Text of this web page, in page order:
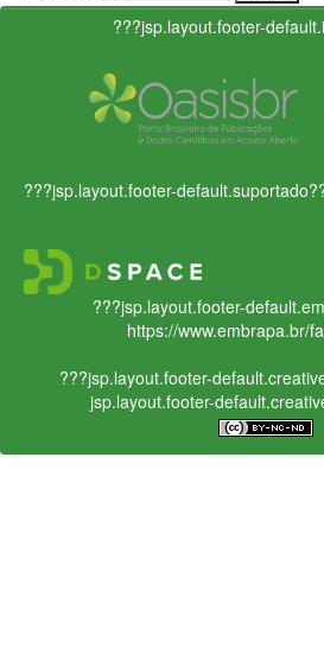
???jsp.layout.footer-
???jsp.layout.footer-
???jsp.layout.footer-
https://www.embrapa.br/
???jsp.layout.footer-
jsp.layout.footer-